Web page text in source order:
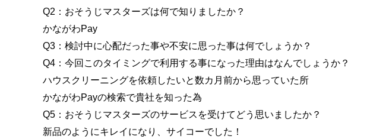
Q2：おそうじマスターズは何で知りましたか？
かながわPay
Q3：検討中に心配だった事や不安に思った事は何でしょうか？
Q4：今回このタイミングで利用する事になった理由はなんでしょうか？
ハウスクリーニングを依頼したいと数カ月前から思っていた所
かながわPayの検索で貴社を知った為
Q5：おそうじマスターズのサービスを受けてどう思いましたか？
新品のようにキレイになり、サイコーでした！